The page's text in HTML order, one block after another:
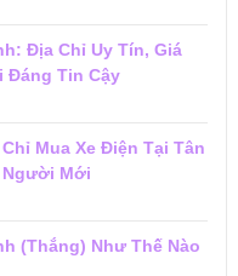
Địa Chỉ Uy Tín, Giá
Đáng Tin Cậy
Mua Xe Điện Tại Tân
Người Mới
(Thắng) Như Thế Nào